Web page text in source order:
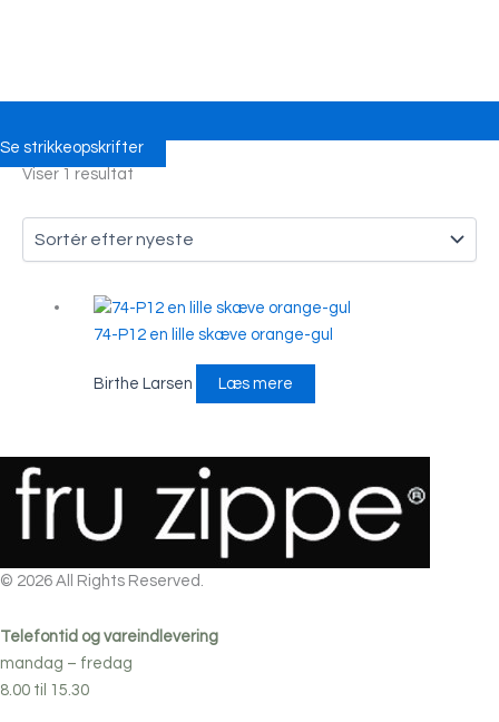
Se strikkeopskrifter
Viser 1 resultat
74-P12 en lille skæve orange-gul
Birthe Larsen Læs mere
© 2026 All Rights Reserved.
Telefontid og vareindlevering
mandag – fredag
8.00 til 15.30